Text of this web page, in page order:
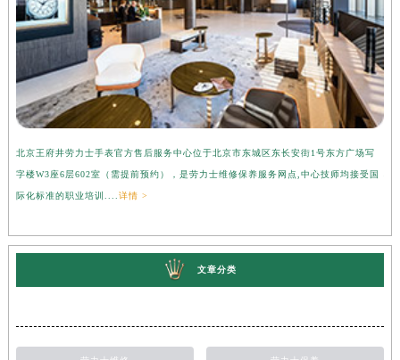
北京王府井劳力士手表官方售后服务中心位于北京市东城区东长安街1号东方广场写
字楼W3座6层602室（需提前预约），是劳力士维修保养服务网点,中心技师均接受国
际化标准的职业培训.... 详情 >
文章分类